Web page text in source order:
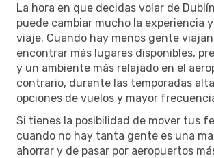
La hora en que decidas volar de
puede cambiar mucho la experiencia
viaje. Cuando hay menos gente
encontrar más lugares disponibles,
y un ambiente más relajado en el
contrario, durante las temporadas
opciones de vuelos y mayor
Si tienes la posibilidad de mover tus
cuando no hay tanta gente es una
ahorrar y de pasar por aeropuertos